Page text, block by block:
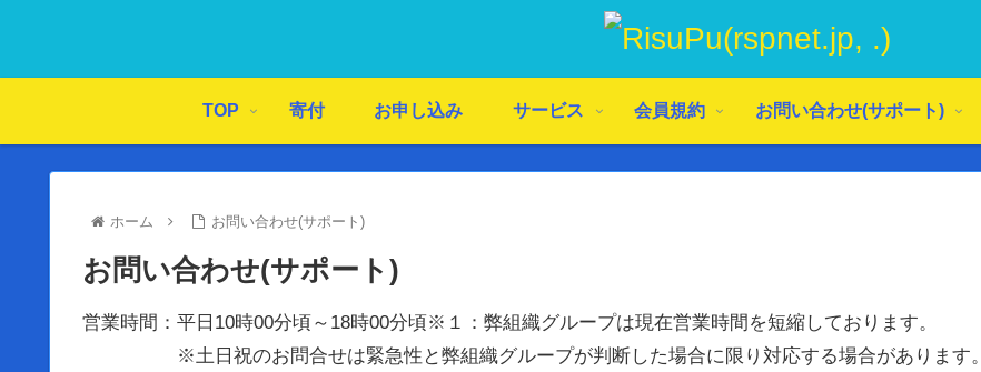
TOP 寄付 お申し込み サービス 会員規約 お問い合わせ(サポート)
ホーム お問い合わせ(サポート)
お問い合わせ(サポート)
営業時間：平日10時00分頃～18時00分頃※１：弊組織グループは現在営業時間を短縮しております。
※土日祝のお問合せは緊急性と弊組織グループが判断した場合に限り対応する場合があります。